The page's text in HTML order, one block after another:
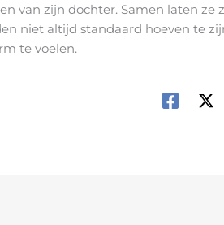
van zijn dochter. Samen laten ze
niet altijd standaard hoeven te
te voelen.